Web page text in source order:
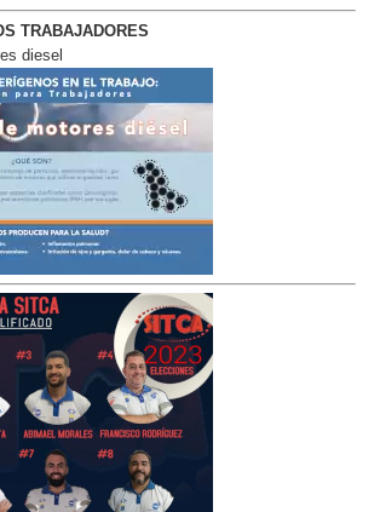
TRABAJADORES
diesel